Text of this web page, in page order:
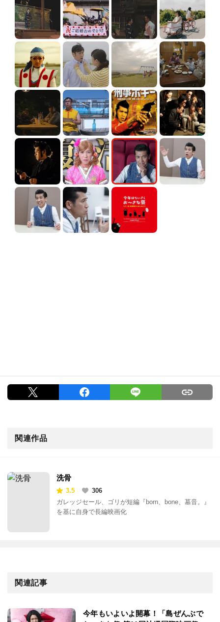
関連作品
洗骨
3.5
306
ガレッジセール、ゴリが短編『born、bone、墓音。』
を基に自身で長編映画化
関連記事
今年もいよいよ開幕！「島ぜんぶで